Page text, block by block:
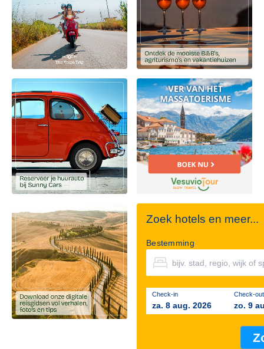
Zoek hotels en meer...
Bestemming
Check-in
za. 8 aug. 2026
Check-out
zo. 9